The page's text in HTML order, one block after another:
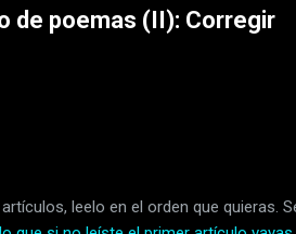
de poemas (II): Corregir
leelo en el orden que quieras.